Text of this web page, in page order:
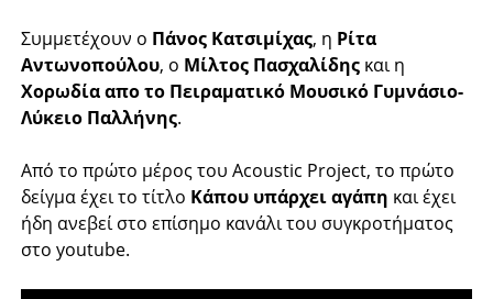
Συμμετέχουν ο Πάνος Κατσιμίχας, η Ρίτα
Αντωνοπούλου, ο Μίλτος Πασχαλίδης και η
Χορωδία απο το Πειραματικό Μουσικό Γυμνάσιο-
Λύκειο Παλλήνης.
Από το πρώτο μέρος του Acoustic Project, το πρώτο
δείγμα έχει το τίτλο Κάπου υπάρχει αγάπη και έχει
ήδη ανεβεί στο επίσημο κανάλι του συγκροτήματος
στο youtube.